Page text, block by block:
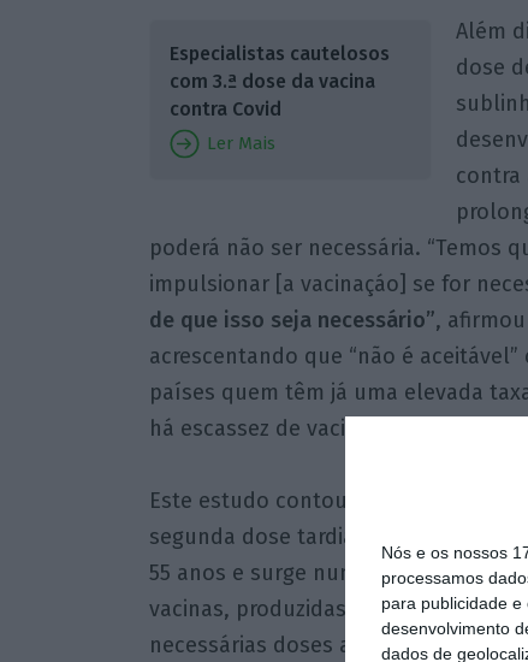
Nós e os nossos
processamos
para publicidade
desenvolvimento
dados de
Especialistas cautelosos
com 3.ª dose da vacina
contra Covid
Ler Mais
Além
dose
contra
poderá não ser necessária. “Temos
impulsionar [a vacinaçáo] se for
de que isso seja necessário”,
acrescentando que “não é
países quem têm já uma elevada
há escassez de vacinas.
Este estudo contou com a
segunda dose tardia e 90 que
55 anos e surge numa altura em
vacinas, produzidas através do vetor
necessárias doses anuais da vacina